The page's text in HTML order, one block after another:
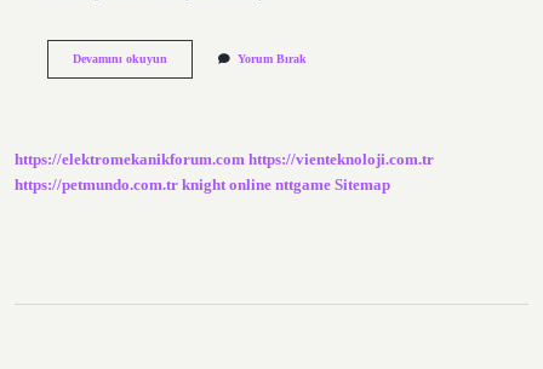
Devamını okuyunCd
Yorum Bırak
https://elektromekanikforum.com https://vienteknoloji.com.tr
https://petmundo.com.tr knight online nttgame Sitemap